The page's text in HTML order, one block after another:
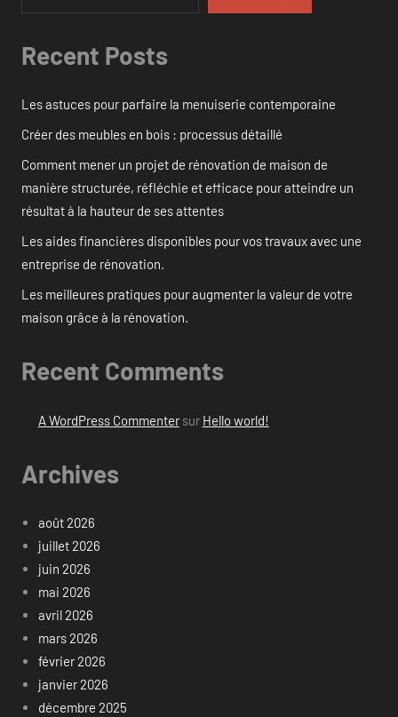
Recent Posts
Les astuces pour parfaire la menuiserie contemporaine
Créer des meubles en bois : processus détaillé
Comment mener un projet de rénovation de maison de
manière structurée, réfléchie et efficace pour atteindre un
résultat à la hauteur de ses attentes
Les aides financières disponibles pour vos travaux avec une
entreprise de rénovation.
Les meilleures pratiques pour augmenter la valeur de votre
maison grâce à la rénovation.
Recent Comments
A WordPress Commentersur Hello world!
Archives
août 2026
juillet 2026
juin 2026
mai 2026
avril 2026
mars 2026
février 2026
janvier 2026
décembre 2025